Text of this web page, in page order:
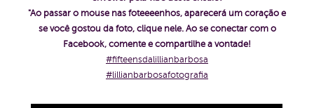
"Ao passar o mouse nas foteeeenhos, aparecerá um coração e
se você gostou da foto, clique nele. Ao se conectar com o
Facebook, comente e compartilhe a vontade!
#fifteensdalillianbarbosa
#lillianbarbosafotografia